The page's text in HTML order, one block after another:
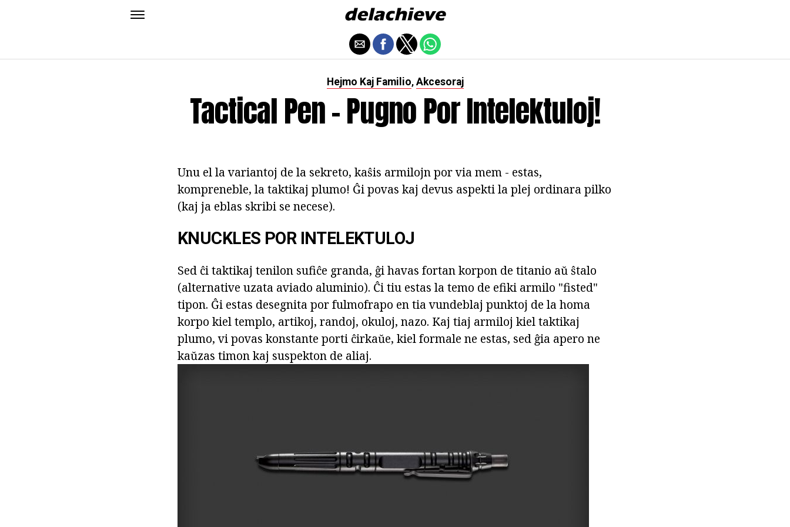
Hejmo Kaj Familio, Akcesoraj
Tactical Pen - Pugno Por Intelektuloj!
Unu el la variantoj de la sekreto, kaŝis armilojn por via mem - estas,
kompreneble, la taktikaj plumo! Ĝi povas kaj devus aspekti la plej ordinara pilko
(kaj ja eblas skribi se necese).
KNUCKLES POR INTELEKTULOJ
Sed ĉi taktikaj tenilon sufiĉe granda, ĝi havas fortan korpon de titanio aŭ ŝtalo
(alternative uzata aviado aluminio). Ĉi tiu estas la temo de efiki armilo "fisted"
tipon. Ĝi estas desegnita por fulmofrapo en tia vundeblaj punktoj de la homa
korpo kiel templo, artikoj, randoj, okuloj, nazo. Kaj tiaj armiloj kiel taktikaj
plumo, vi povas konstante porti ĉirkaŭe, kiel formale ne estas, sed ĝia apero ne
kaŭzas timon kaj suspekton de aliaj.